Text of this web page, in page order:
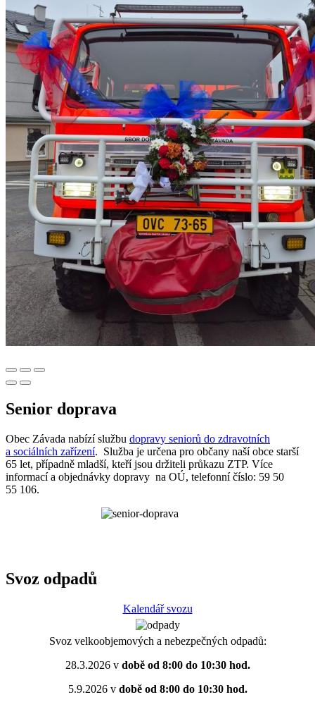
Senior doprava
Obec Závada nabízí službu dopravy seniorů do zdravotních
a sociálních zařízení. Služba je určena pro občany naší obce starší
65 let, případně mladší, kteří jsou držiteli průkazu ZTP. Více
informací a objednávky dopravy na OÚ, telefonní číslo: 59 50
55 106.
Svoz odpadů
Kalendář svozu
Svoz velkoobjemových a nebezpečných odpadů:
28.3.2026 vdobě od 8:00 do 10:30 hod.
5.9.2026 vdobě od 8:00 do 10:30 hod.